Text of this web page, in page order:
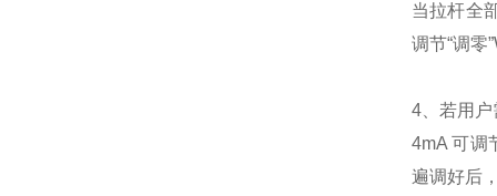
当拉杆全
调节“调零
4、若用户
4mA 可调
遍调好后